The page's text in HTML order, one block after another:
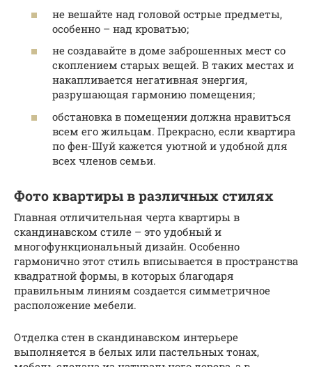
не вешайте над головой острые предметы,
особенно – над кроватью;
не создавайте в доме заброшенных мест со
скоплением старых вещей. В таких местах и
накапливается негативная энергия,
разрушающая гармонию помещения;
обстановка в помещении должна нравиться
всем его жильцам. Прекрасно, если квартира
по фен-Шуй кажется уютной и удобной для
всех членов семьи.
Фото квартиры в различных стилях
Главная отличительная черта квартиры в
скандинавском стиле – это удобный и
многофункциональный дизайн. Особенно
гармонично этот стиль вписывается в пространства
квадратной формы, в которых благодаря
правильным линиям создается симметричное
расположение мебели.
Отделка стен в скандинавском интерьере
выполняется в белых или пастельных тонах,